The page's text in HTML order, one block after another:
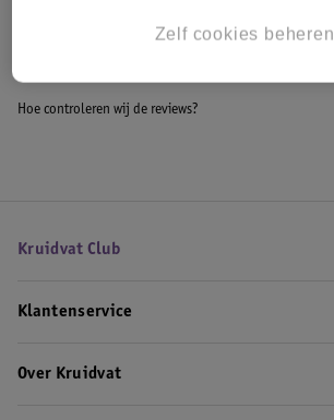
Hoe controleren wij de reviews?
Kruidvat Club
Klantenservice
Over Kruidvat
Zelf cookies beheren